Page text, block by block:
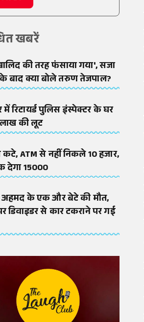
खबरें
की तरह फंसाया गया', सजा
बाद क्या बोले तरुण तेजपाल?
रिटायर्ड पुलिस इंस्पेक्टर के घर
की लूट
ATM से नहीं निकले 10 हजार,
15000
के एक और बेटे की मौत,
डिवाइडर से कार टकराने पर गई